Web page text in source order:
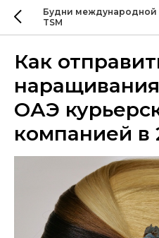
Будни международной
TSM
Как
ОАЭ
компанией в